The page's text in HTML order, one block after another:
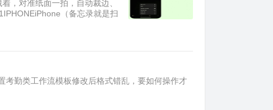
，对准纸面一拍，自动裁边、
（备忘录就是扫
考勤类工作流模板修改后格式错乱，要如何操作才